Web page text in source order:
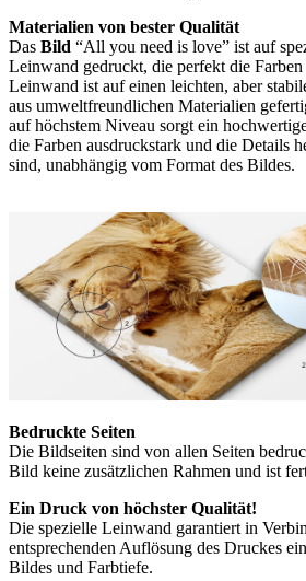
Materialien von bester Qualität
Das Bild “All you need is love” ist auf
Leinwand gedruckt, die perfekt die
Leinwand ist auf einen leichten, aber
aus umweltfreundlichen Materialien
auf höchstem Niveau sorgt ein
die Farben ausdruckstark und die Details
sind, unabhängig vom Format des Bildes.
Bedruckte Seiten
Die Bildseiten sind von allen Seiten
Bild keine zusätzlichen Rahmen und ist
Ein Druck von höchster Qualität!
Die spezielle Leinwand garantiert in
entsprechenden Auflösung des Druckes
Bildes und Farbtiefe.